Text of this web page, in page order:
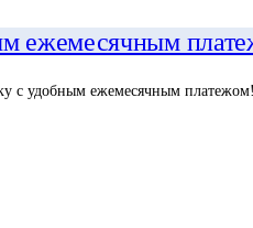
ежемесячным
с удобным ежемесячным